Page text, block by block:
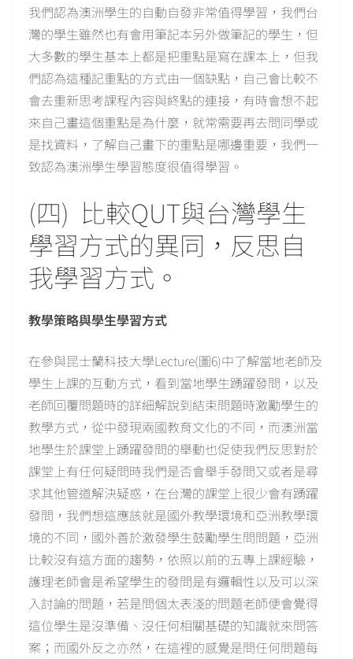
我們認為澳洲學生的自動自發非常值得學習，我們台
灣的學生雖然也有會用筆記本另外做筆記的學生，但
大多數的學生基本上都是把重點是寫在課本上，但我
們認為這種記重點的方式由一個缺點，自己會比較不
會去重新思考課程內容與終點的連接，有時會想不起
來自己畫這個重點是為什麼，就常需要再去問同學或
是找資料，了解自己畫下的重點是哪邊重要，我們一
致認為澳洲學生學習態度很值得學習。
(四) 比較QUT與台灣學生
學習方式的異同，反思自
我學習方式。
教學策略與學生學習方式
在參與昆士蘭科技大學Lecture(圖6)中了解當地老師及
學生上課的互動方式，看到當地學生踴躍發問，以及
老師回覆問題時的詳細解說到結束問題時激勵學生的
教學方式，從中發現兩國教育文化的不同，而澳洲當
地學生於課堂上踴躍發問的舉動也促使我們反思對於
課堂上有任何疑問時我們是否會舉手發問又或者是尋
求其他管道解決疑惑，在台灣的課堂上很少會有踴躍
發問，我們想這應該就是國外教學環境和亞洲教學環
境的不同，國外善於激發學生鼓勵學生問問題，亞洲
比較沒有這方面的趨勢，依照以前的五專上課經驗，
護理老師會是希望學生的發問是有邏輯性以及可以深
入討論的問題，若是問個太表淺的問題老師便會覺得
這位學生是沒準備、沒任何相關基礎的知識就來問答
案；而國外反之亦然，在這裡的感覺是問任何問題每